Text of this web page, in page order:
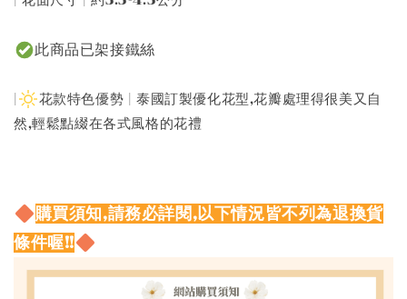
此商品已架接鐵絲
花款特色優勢 | 泰國訂製優化花型,花瓣處理得很美又自
然,輕鬆點綴在各式風格的花禮
購買須知,請務必詳閱,以下情況皆不列為退換貨
條件喔!!